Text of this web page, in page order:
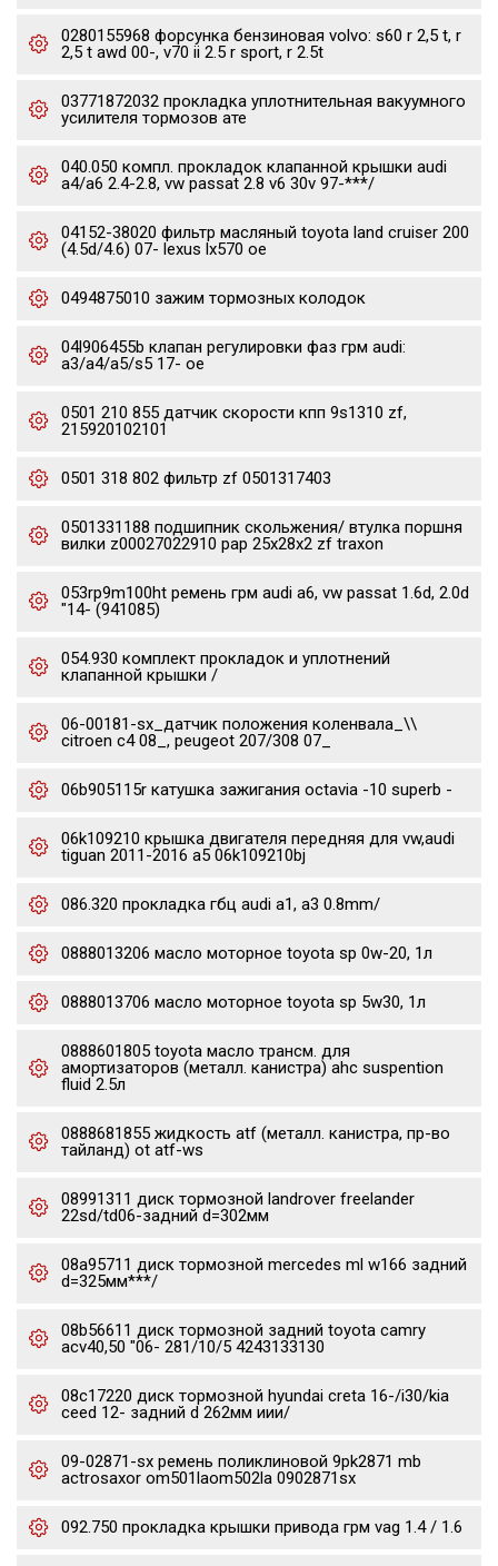
0280155968 форсунка бензиновая volvo: s60 r 2,5 t, r
2,5 t awd 00-, v70 ii 2.5 r sport, r 2.5t
03771872032 прокладка уплотнительная вакуумного
усилителя тормозов ате
040.050 компл. прокладок клапанной крышки audi
a4/a6 2.4-2.8, vw passat 2.8 v6 30v 97-***/
04152-38020 фильтр масляный toyota land cruiser 200
(4.5d/4.6) 07- lexus lx570 oe
0494875010 зажим тормозных колодок
04l906455b клапан регулировки фаз грм audi:
a3/a4/a5/s5 17- oe
0501 210 855 датчик скорости кпп 9s1310 zf,
215920102101
0501 318 802 фильтр zf 0501317403
0501331188 подшипник скольжения/ втулка поршня
вилки z00027022910 pap 25x28x2 zf traxon
053rp9m100ht ремень грм audi a6, vw passat 1.6d, 2.0d
"14- (941085)
054.930 комплект прокладок и уплотнений
клапанной крышки /
06-00181-sx_датчик положения коленвала_\\
citroen c4 08_, peugeot 207/308 07_
06b905115r катушка зажигания octavia -10 superb -
06k109210 крышка двигателя передняя для vw,audi
tiguan 2011-2016 a5 06k109210bj
086.320 прокладка гбц audi a1, a3 0.8mm/
0888013206 масло моторное toyota sp 0w-20, 1л
0888013706 масло моторное toyota sp 5w30, 1л
0888601805 toyota масло трансм. для
амортизаторов (металл. канистра) ahc suspention
fluid 2.5л
0888681855 жидкость atf (металл. канистра, пр-во
тайланд) ot atf-ws
08991311 диск тормозной landrover freelander
22sd/td06-задний d=302мм
08a95711 диск тормозной mercedes ml w166 задний
d=325мм***/
08b56611 диск тормозной задний toyota camry
acv40,50 "06- 281/10/5 4243133130
08c17220 диск тормозной hyundai creta 16-/i30/kia
ceed 12- задний d 262мм иии/
09-02871-sx ремень поликлиновой 9pk2871 mb
actrosaxor om501laom502la 0902871sx
092.750 прокладка крышки привода грм vag 1.4 / 1.6